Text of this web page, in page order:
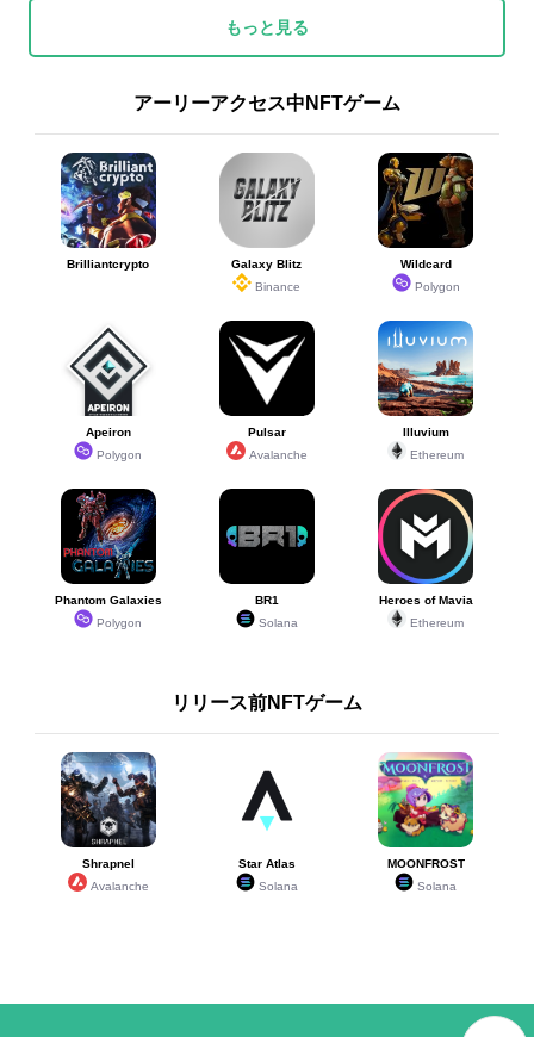
もっと見る
アーリーアクセス中NFTゲーム
Brilliantcrypto
Galaxy Blitz
Binance
Wildcard
Polygon
Apeiron
Polygon
Pulsar
Avalanche
Illuvium
Ethereum
Phantom Galaxies
Polygon
BR1
Solana
Heroes of Mavia
Ethereum
リリース前NFTゲーム
Shrapnel
Avalanche
Star Atlas
Solana
MOONFROST
Solana